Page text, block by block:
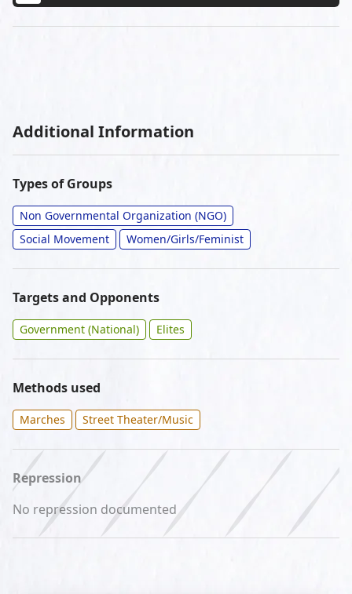
Additional Information
Types of Groups
Non Governmental Organization (NGO)
Social Movement
Women/Girls/Feminist
Targets and Opponents
Government (National) Elites
Methods used
Marches Street Theater/Music
Repression
No repression documented